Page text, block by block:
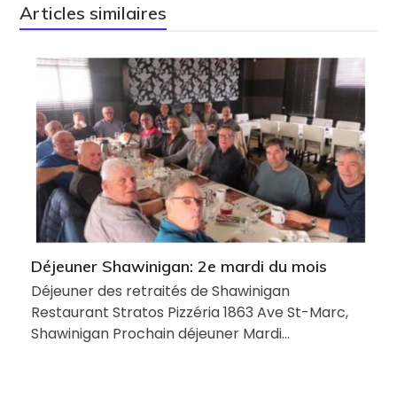
Articles similaires
Déjeuner Shawinigan: 2e mardi du mois
Déjeuner des retraités de Shawinigan
Restaurant Stratos Pizzéria 1863 Ave St-Marc,
Shawinigan Prochain déjeuner Mardi…